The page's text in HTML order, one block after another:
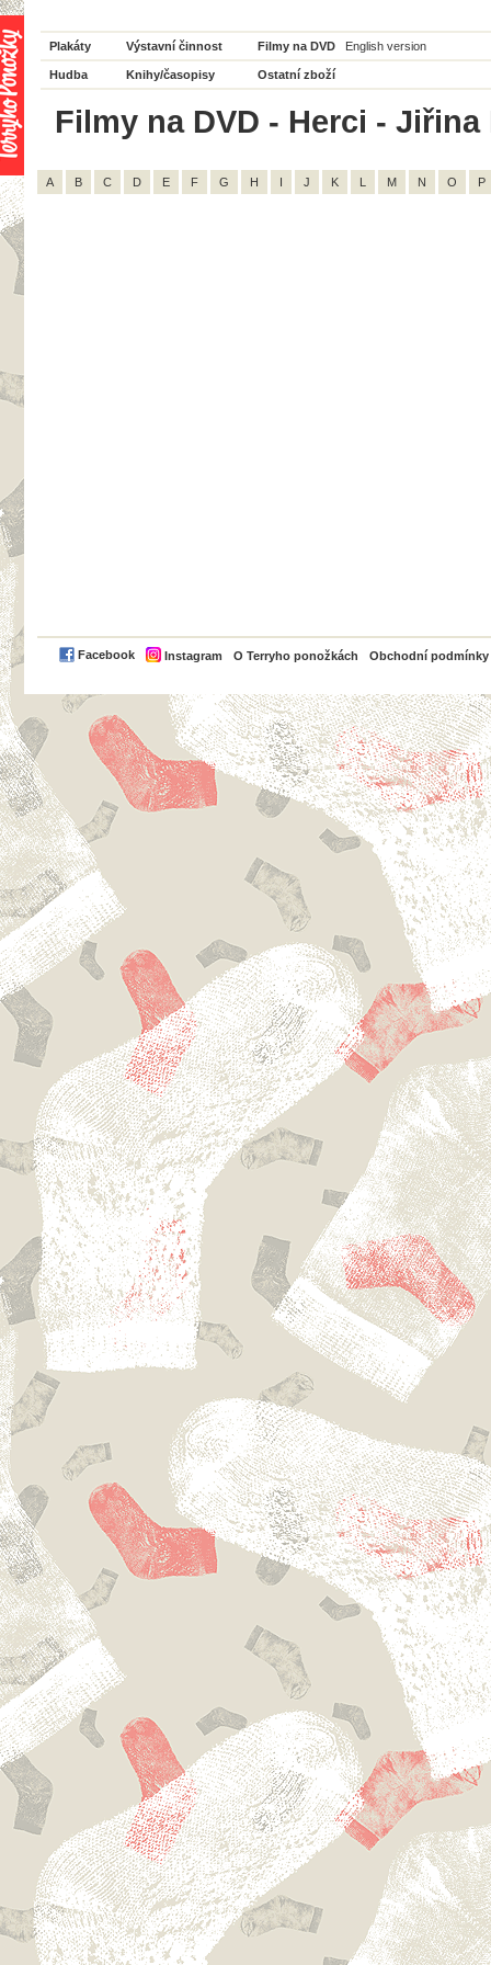
Plakáty Výstavní činnost Filmy na DVD English version
Hudba Knihy/časopisy Ostatní zboží
Filmy na DVD - Herci -
A B C D E F G H I J K L M N O P
Facebook Instagram O Terryho ponožkách Obchodní podmínky
PayPal